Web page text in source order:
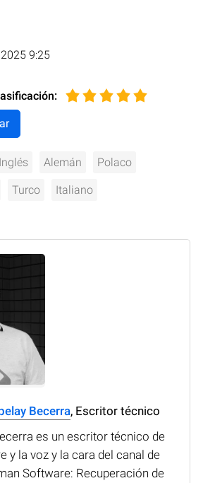
9:25
:
Inglés Alemán Polaco
Turco Italiano
Becerra, Escritor técnico
es un escritor técnico de
y la voz y la cara del canal de
Software: Recuperación de